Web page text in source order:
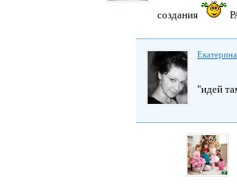
создания
"идей